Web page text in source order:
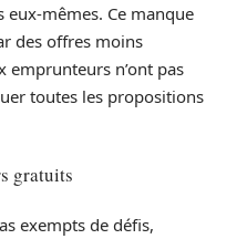
eux-mêmes. Ce manque
des offres moins
emprunteurs n’ont pas
toutes les propositions
gratuits
exempts de défis,